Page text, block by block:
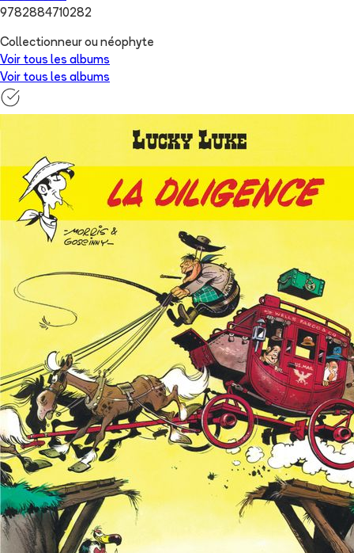
9782884710282
Collectionneur ou néophyte
Voir tous les albums
Voir tous les albums